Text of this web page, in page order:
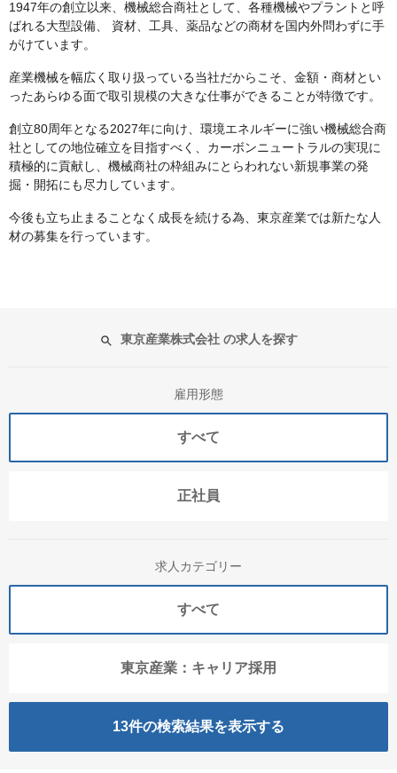
1947年の創立以来、機械総合商社として、各種機械やプラントと呼
ばれる大型設備、 資材、工具、薬品などの商材を国内外問わずに手
がけています。
産業機械を幅広く取り扱っている当社だからこそ、金額・商材とい
ったあらゆる面で取引規模の大きな仕事ができることが特徴です。
創立80周年となる2027年に向け、環境エネルギーに強い機械総合商
社としての地位確立を目指すべく、カーボンニュートラルの実現に
積極的に貢献し、機械商社の枠組みにとらわれない新規事業の発
掘・開拓にも尽力しています。
今後も立ち止まることなく成長を続ける為、東京産業では新たな人
材の募集を行っています。
東京産業株式会社 の求人を探す
雇用形態
すべて
正社員
求人カテゴリー
すべて
東京産業：キャリア採用
13件の検索結果を表示する